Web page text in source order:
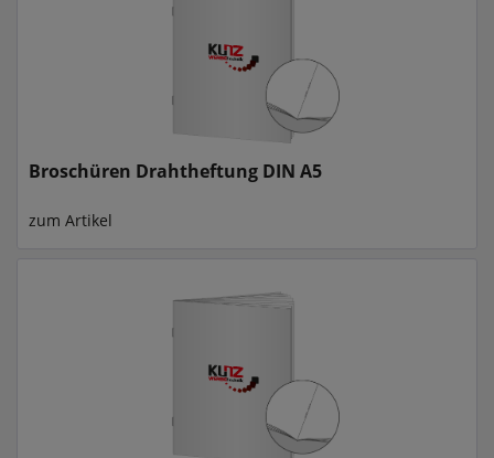
Broschüren Drahtheftung DIN A5
zum Artikel